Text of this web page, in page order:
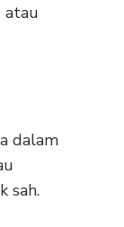
atau
dalam
sah.